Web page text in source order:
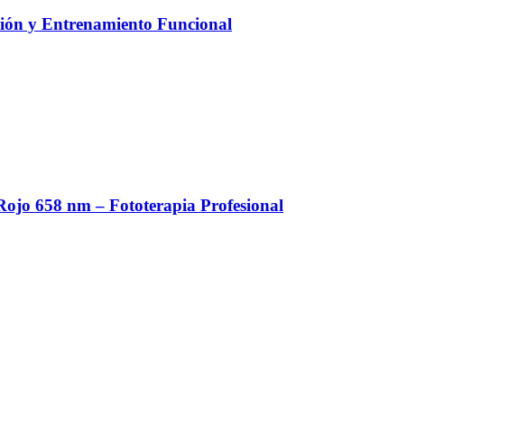
y Entrenamiento Funcional
658 nm – Fototerapia Profesional